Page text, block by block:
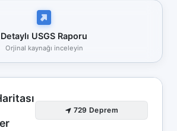
Detaylı USGS Raporu
Orjinal kaynağı inceleyin
729 Deprem